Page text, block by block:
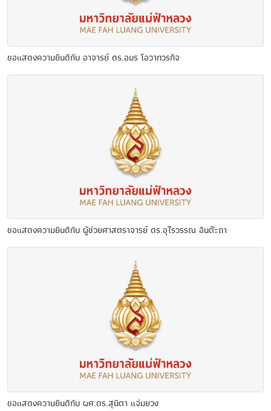
ขอแสดงความยินดีกับ อาจารย์ ดร.อมร โอวาทวรกิจ
ขอแสดงความยินดีกับ ผู้ช่วยศาสตราจารย์ ดร.อุไรวรรณ อินต๊ะถา
ขอแสดงความยินดีกับ ผศ.ดร.สุนิตา แจ่มยวง